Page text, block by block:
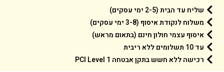
שליח עד הבית (2-5 ימי עסקים)
משלוח לנקודת איסוף (3-8 ימי עסקים)
איסוף עצמי חולון חינם (בתאום מראש)
עד 10 תשלומים ללא ריבית
רכישה ללא חשש בתקן אבטחה 1 PCI Level